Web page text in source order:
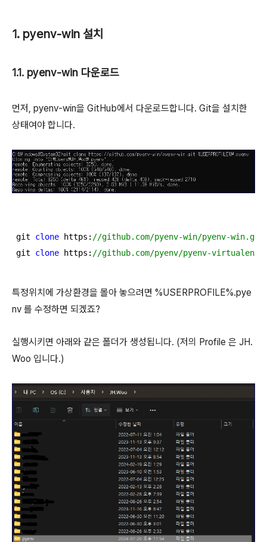
1. pyenv-win 설치
1.1. pyenv-win 다운로드
먼저, pyenv-win을 GitHub에서 다운로드합니다. Git을 설치한
상태여야 합니다.
git clone https: //github.com/pyenv-win/pyenv-win.git
git clone https: //github.com/pyenv/pyenv-
특정위치에 가상환경을 몰아 놓으려면 %USERPROFILE%.pye
nv 를 수정하면 되겠죠?
실행시키면 아래와 같은 폴더가 생성됩니다. (저의 Profile 은 JH.
Woo 입니다.)